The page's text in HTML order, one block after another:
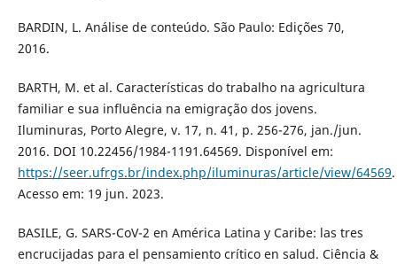
BARDIN, L. Análise de conteúdo. São Paulo: Edições 70,
2016.
BARTH, M. et al. Características do trabalho na agricultura
familiar e sua influência na emigração dos jovens.
Iluminuras, Porto Alegre, v. 17, n. 41, p. 256-276, jan./jun.
2016. DOI 10.22456/1984-1191.64569. Disponível em:
https://seer.ufrgs.br/index.php/iluminuras/article/view/64569.
Acesso em: 19 jun. 2023.
BASILE, G. SARS-CoV-2 en América Latina y Caribe: las tres
encrucijadas para el pensamiento crítico en salud. Ciência &